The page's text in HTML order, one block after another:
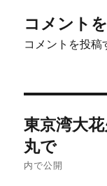
コメント
コメントを投稿
稿
ナ
東京湾大
丸で
内で公開